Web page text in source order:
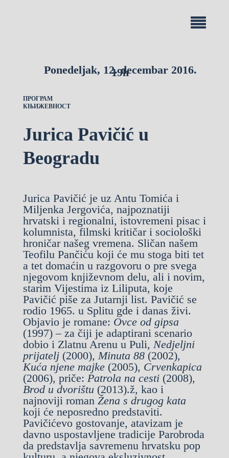
Ponedeljak, 12. decembar 2016.
19h
ПРОГРАМ
КЊИЖЕВНОСТ
Jurica Pavičić u
Beogradu
Jurica Pavičić je uz Antu Tomića i
Miljenka Jergovića, najpoznatiji
hrvatski i regionalni, istovremeni pisac i
kolumnista, filmski kritičar i sociološki
hroničar našeg vremena. Sličan našem
Teofilu Pančiću koji će mu stoga biti tet
a tet domaćin u razgovoru o pre svega
njegovom književnom delu, ali i novim,
starim Vijestima iz Liliputa, koje
Pavičić piše za Jutarnji list. Pavičić se
rodio 1965. u Splitu gde i danas živi.
Objavio je romane: Ovce od gipsa
(1997) – za čiji je adaptirani scenario
dobio i Zlatnu Arenu u Puli, Nedjeljni
prijatelj(2000),Minuta 88(2002),
Kuća njene majke(2005), Crvenkapica
(2006), priče: Patrola na cesti(2008),
Brod u dvorištu (2013).ž, kao i
najnoviji roman Žena s drugog kata
koji će neposredno predstaviti.
Pavičićevo gostovanje, atavizam je
davno uspostavljene tradicije Parobroda
da predstavlja savremenu hrvatsku pop